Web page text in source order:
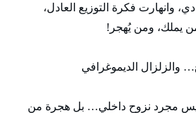
وانهارت فكرة التوزيع العادل،
يملك، ومن يُهجر!
والزلزال الديموغرافي
مجرد نزوح داخلي… بل هجرة من